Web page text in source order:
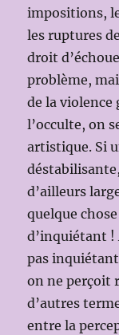
impositions,
les ruptures
droit
problème,
de la violence
l’occulte, on
artistique. Si
d’ailleurs
quelque
d’inquiétant !
pas
on ne perçoit
d’autres
entre la